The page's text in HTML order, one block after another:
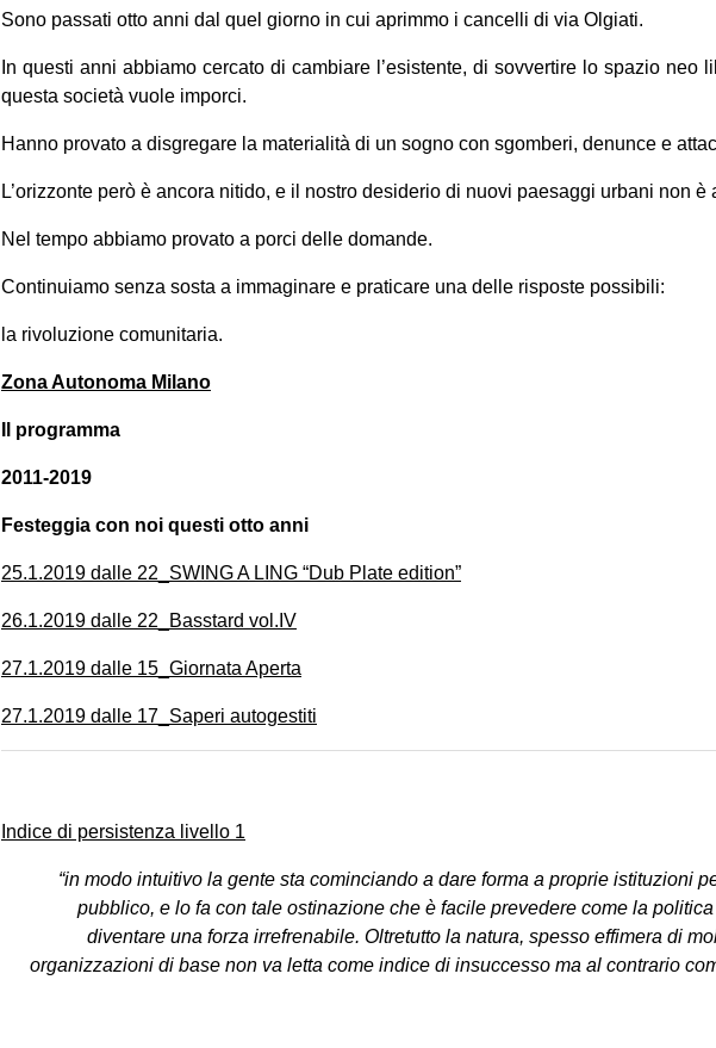
Sono passati otto anni dal quel giorno in cui aprimmo i cancelli di via Olgiati.
In questi anni abbiamo cercato di cambiare l’esistente, di sovvertire lo spazio neo
questa società vuole imporci.
Hanno provato a disgregare la materialità di un sogno con sgomberi, denunce e
L’orizzonte però è ancora nitido, e il nostro desiderio di nuovi paesaggi urbani non è
Nel tempo abbiamo provato a porci delle domande.
Continuiamo senza sosta a immaginare e praticare una delle risposte possibili:
la rivoluzione comunitaria.
Zona Autonoma Milano
Il programma
2011-2019
Festeggia con noi questi otto anni
25.1.2019 dalle 22_SWING A LING “Dub Plate edition”
26.1.2019 dalle 22_Basstard vol.IV
27.1.2019 dalle 15_Giornata Aperta
27.1.2019 dalle 17_Saperi autogestiti
Indice di persistenza livello 1
“in modo intuitivo la gente sta cominciando a dare forma a proprie istituzioni
pubblico, e lo fa con tale ostinazione che è facile prevedere come la
diventare una forza irrefrenabile. Oltretutto la natura, spesso effimera di
organizzazioni di base non va letta come indice di insuccesso ma al contrario